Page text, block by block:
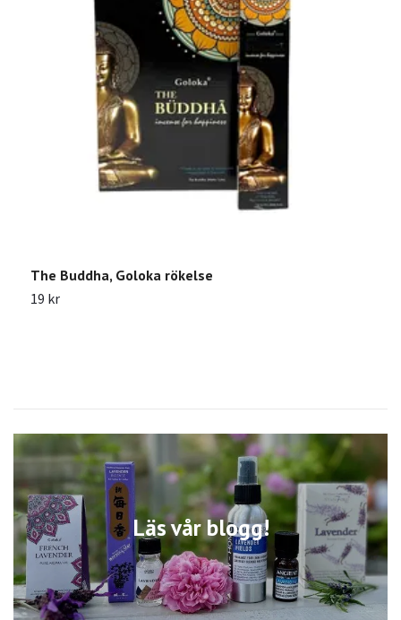
Läs vår blogg!
The Buddha, Goloka rökelse
19 kr